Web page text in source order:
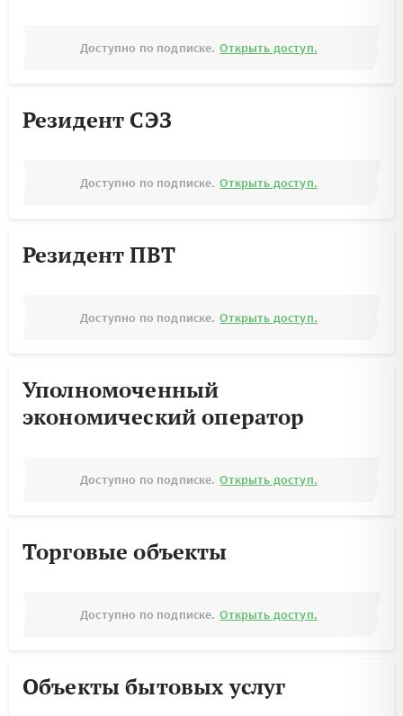
Доступно по подписке. Открыть доступ.
Резидент СЭЗ
Доступно по подписке. Открыть доступ.
Резидент ПВТ
Доступно по подписке. Открыть доступ.
Уполномоченный
экономический оператор
Доступно по подписке. Открыть доступ.
Торговые объекты
Доступно по подписке. Открыть доступ.
Объекты бытовых услуг